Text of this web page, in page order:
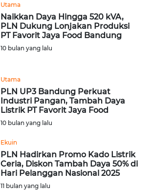
Utama
Naikkan Daya Hingga 520 kVA,
PLN Dukung Lonjakan Produksi
PT Favorit Jaya Food Bandung
10 bulan yang lalu
Utama
PLN UP3 Bandung Perkuat
Industri Pangan, Tambah Daya
Listrik PT Favorit Jaya Food
10 bulan yang lalu
Ekuin
PLN Hadirkan Promo Kado Listrik
Ceria, Diskon Tambah Daya 50% di
Hari Pelanggan Nasional 2025
11 bulan yang lalu